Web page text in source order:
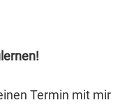
Termin mit mir